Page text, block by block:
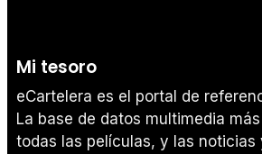
Mi tesoro
eCartelera es el portal de
La base de datos multimedia
todas las películas, y las noticias